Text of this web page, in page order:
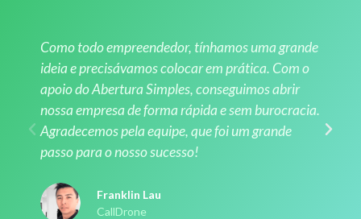
Como todo empreendedor, tínhamos uma grande
ideia e precisávamos colocar em prática. Com o
apoio do Abertura Simples, conseguimos abrir
nossa empresa de forma rápida e sem burocracia.
Agradecemos pela equipe, que foi um grande
passo para o nosso sucesso!
Franklin Lau
CallDrone